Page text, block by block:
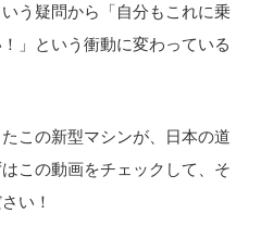
う疑問から「自分もこれに乗
」という衝動に変わっている
この新型マシンが、日本の道
この動画をチェックして、そ
い！